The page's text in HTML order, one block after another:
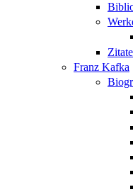
Zitate
Franz Kafka